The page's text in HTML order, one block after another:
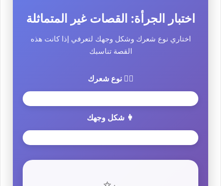
اختبار الجرأة: القصات غير المتماثلة
اختاري نوع شعرك وشكل وجهك لتعرفي إذا كانت هذه
القصة تناسبك
💇‍♀️ نوع شعرك
👩 شكل وجهك